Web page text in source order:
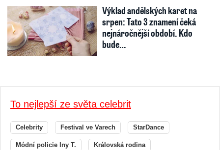
Výklad andělských karet na
srpen: Tato 3 znamení čeká
nejnáročnější období. Kdo
bude…
To nejlepší ze světa celebrit
Celebrity Festival ve Varech StarDance
Módní policie Iny T. Královská rodina